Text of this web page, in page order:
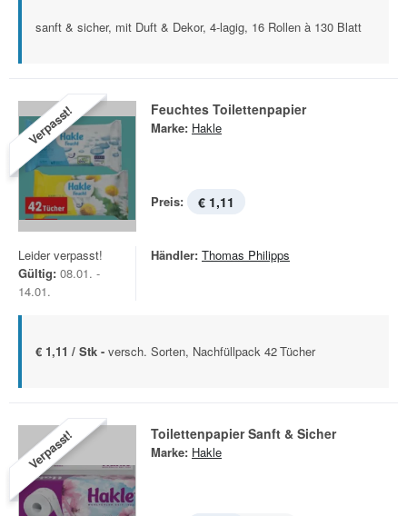
sanft & sicher, mit Duft & Dekor, 4-lagig, 16 Rollen à 130 Blatt
Verpasst! Feuchtes Toilettenpapier
Marke: Hakle
Preis: € 1,11
Leider verpasst!
Gültig: 08.01. -
14.01.
Händler: Thomas Philipps
€ 1,11 / Stk - versch. Sorten, Nachfüllpack 42 Tücher
Verpasst! Toilettenpapier Sanft & Sicher
Marke: Hakle